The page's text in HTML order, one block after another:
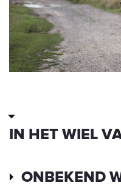
IN HET WIEL
ONBEKEND